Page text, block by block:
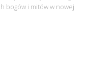
bogów i mitów w nowej